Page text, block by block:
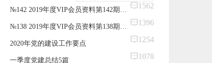
1562
1396
2020年党的建设工作要点
1254
一季度党建总结5篇
1078